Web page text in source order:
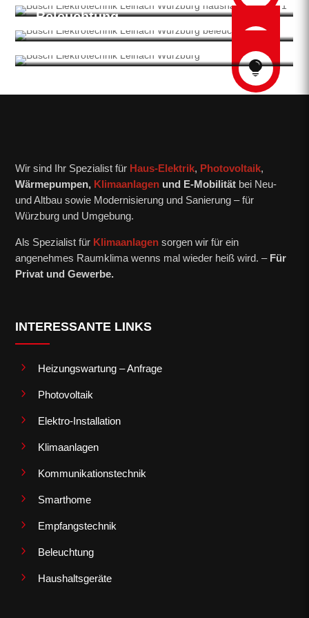

Beleuchtung
Wir sind Ihr Spezialist für Haus-Elektrik, Photovoltaik,
Wärmepumpen, Klimaanlagen und E-Mobilität bei Neu-
und Altbau sowie Modernisierung und Sanierung – für
Würzburg und Umgebung.
Als Spezialist für Klimaanlagen sorgen wir für ein
angenehmes Raumklima wenns mal wieder heiß wird. – Für
Privat und Gewerbe.
INTERESSANTE LINKS
5 Heizungswartung – Anfrage
5 Photovoltaik
5 Elektro-Installation
5 Klimaanlagen
5 Kommunikationstechnik
5 Smarthome
5 Empfangstechnik
5 Beleuchtung
5 Haushaltsgeräte